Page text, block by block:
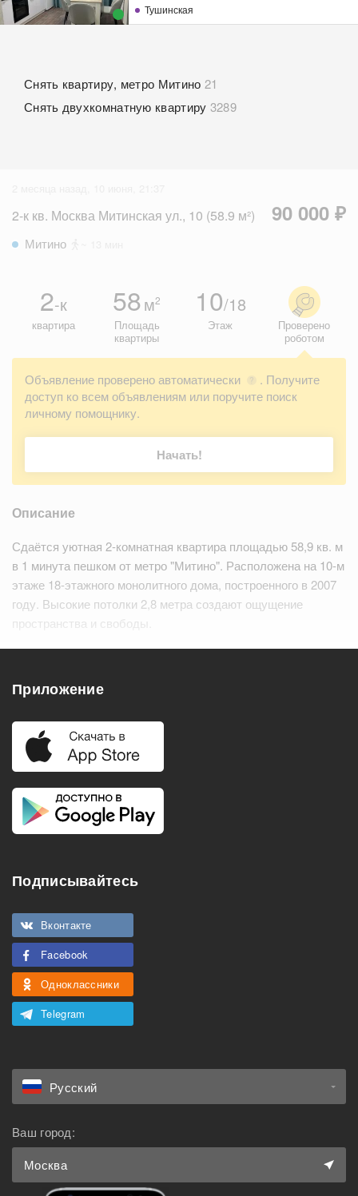
Тушинская
Снять квартиру, метро Митино 21
Снять двухкомнатную квартиру 3289
2-к кв. Москва Митинская ул., 10 (58.9 м²) 90 000 ₽
Митино
2-к
квартира
58м2
Площадь
квартиры
10/18
Этаж
Проверено
роботом
Объявление проверено автоматически ?
. Получите
доступ ко всем объявлениям или поручите поиск
личному помощнику.
Начать!
Описание
Сдаётся уютная 2-комнатная квартира площадью 58,9 кв. м
в 1 минута пешком от метро "Митино". Расположена на 10-м
этаже 18-этажного монолитного дома, построенного в 2007
году. Высокие потолки 2,8 метра создают ощущение
пространства и свободы.
В квартире сделан дизайнерский ремо…Читать дальше
Удобства
Балкон
Холодильник
Кондиционер
Можно с животными
Приложение
Подписывайтесь
Вконтакте
Facebook
Одноклассники
Telegram
Русский
Ваш город:
Москва